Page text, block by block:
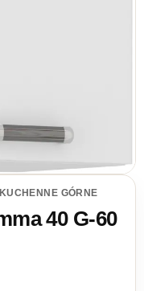
GÓRNE
40 G-60